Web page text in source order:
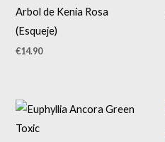
Arbol de Kenia Rosa
(Esqueje)
€14.90